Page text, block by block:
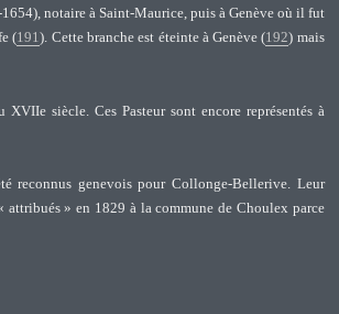
notaire à Saint-Maurice, puis à Genève où il fut
(191). Cette branche est éteinte à Genève (192) mais
siècle. Ces Pasteur sont encore représentés à
reconnus genevois pour Collonge-Bellerive. Leur
attribués » en 1829 à la commune de Choulex parce